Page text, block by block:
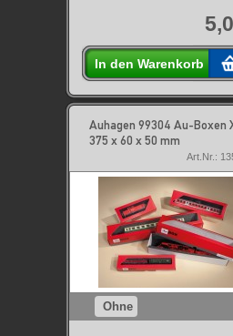
In den Warenkorb
Auhagen 99304 Au-Boxen
375 x 60 x 50 mm
Art.Nr.:
Ohne